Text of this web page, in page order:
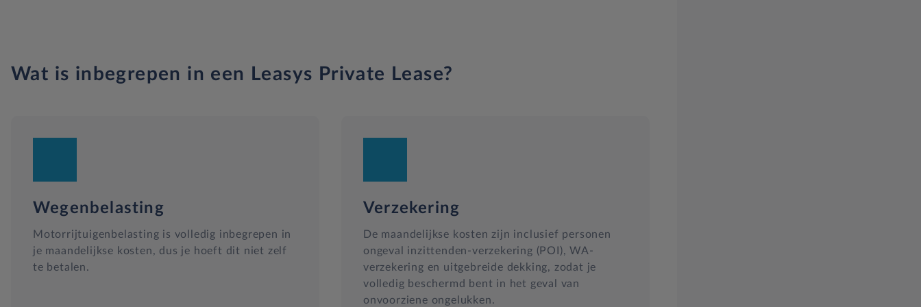
Wat is inbegrepen in een Leasys Private Lease?
Wegenbelasting
Motorrijtuigenbelasting is volledig inbegrepen in
je maandelijkse kosten, dus je hoeft dit niet zelf
te betalen.
Verzekering
De maandelijkse kosten zijn inclusief personen
ongeval inzittenden-verzekering (POI), WA-
verzekering en uitgebreide dekking, zodat je
volledig beschermd bent in het geval van
onvoorziene ongelukken.